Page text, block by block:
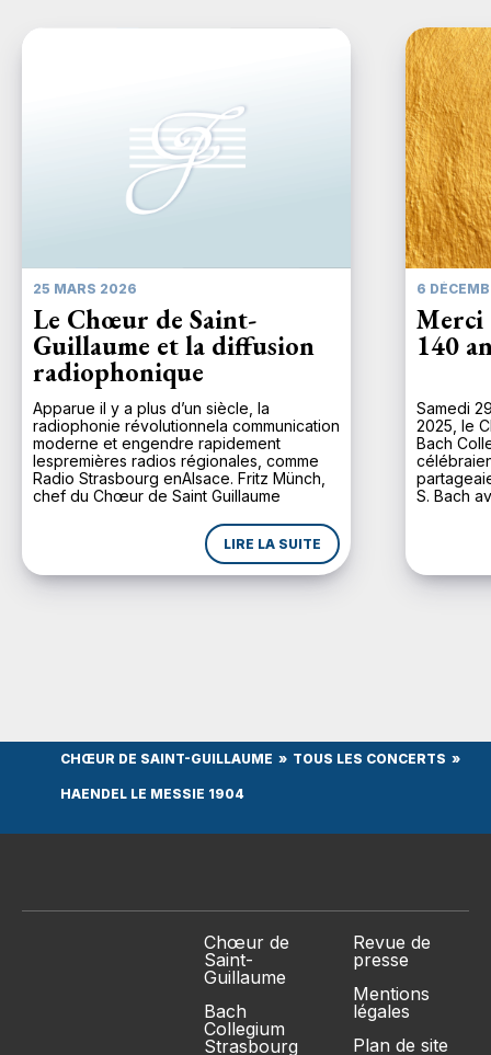
25 MARS 2026
Le Chœur de Saint-
Guillaume et la diffusion
radiophonique
Apparue il y a plus d’un siècle, la
radiophonie révolutionnela communication
moderne et engendre rapidement
lespremières radios régionales, comme
Radio Strasbourg enAlsace. Fritz Münch,
chef du Chœur de Saint Guillaume
l’importance de ce média pour uneplus
large diffusion de la musique. Lors de son
inaugurationle 11 novembre 1930, Radio
Strasbourg diffuse en […]
LIRE LA SUITE
6
Merci
140
Samedi
2025, le
Bach
S. Bach
CHŒUR DE SAINT-GUILLAUME TOUS LES CONCERTS
HAENDEL LE MESSIE 1904
Chœur de
Saint-
Guillaume
Bach
Collegium
Strasbourg
Revue de
presse
Mentions
légales
Plan de site